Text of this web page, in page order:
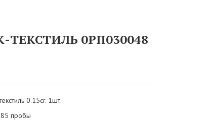
0РП030048
0.15cr. 1шт.
пробы